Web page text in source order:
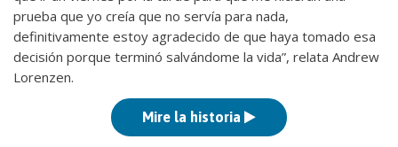
prueba que yo creía que no servía para nada,
definitivamente estoy agradecido de que haya tomado esa
decisión porque terminó salvándome la vida”, relata Andrew
Lorenzen.
Mire la historia